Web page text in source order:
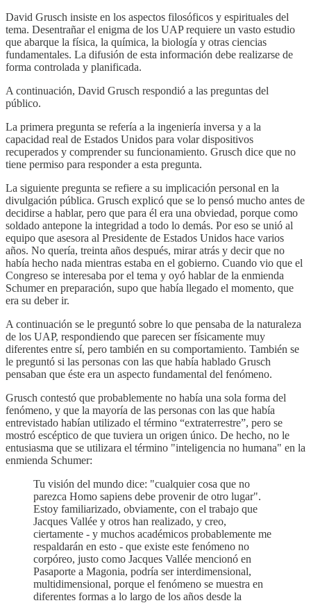
David Grusch insiste en los aspectos filosóficos y espirituales del
tema. Desentrañar el enigma de los UAP requiere un vasto estudio
que abarque la física, la química, la biología y otras ciencias
fundamentales. La difusión de esta información debe realizarse de
forma controlada y planificada.
A continuación, David Grusch respondió a las preguntas del
público.
La primera pregunta se refería a la ingeniería inversa y a la
capacidad real de Estados Unidos para volar dispositivos
recuperados y comprender su funcionamiento. Grusch dice que no
tiene permiso para responder a esta pregunta.
La siguiente pregunta se refiere a su implicación personal en la
divulgación pública. Grusch explicó que se lo pensó mucho antes de
decidirse a hablar, pero que para él era una obviedad, porque como
soldado antepone la integridad a todo lo demás. Por eso se unió al
equipo que asesora al Presidente de Estados Unidos hace varios
años. No quería, treinta años después, mirar atrás y decir que no
había hecho nada mientras estaba en el gobierno. Cuando vio que el
Congreso se interesaba por el tema y oyó hablar de la enmienda
Schumer en preparación, supo que había llegado el momento, que
era su deber ir.
A continuación se le preguntó sobre lo que pensaba de la naturaleza
de los UAP, respondiendo que parecen ser físicamente muy
diferentes entre sí, pero también en su comportamiento. También se
le preguntó si las personas con las que había hablado Grusch
pensaban que éste era un aspecto fundamental del fenómeno.
Grusch contestó que probablemente no había una sola forma del
fenómeno, y que la mayoría de las personas con las que había
entrevistado habían utilizado el término “extraterrestre”, pero se
mostró escéptico de que tuviera un origen único. De hecho, no le
entusiasma que se utilizara el término "inteligencia no humana" en la
enmienda Schumer:
Tu visión del mundo dice: "cualquier cosa que no
parezca Homo sapiens debe provenir de otro lugar".
Estoy familiarizado, obviamente, con el trabajo que
Jacques Vallée y otros han realizado, y creo,
ciertamente - y muchos académicos probablemente me
respaldarán en esto - que existe este fenómeno no
corpóreo, justo como Jacques Vallée mencionó en
Pasaporte a Magonia, podría ser interdimensional,
multidimensional, porque el fenómeno se muestra en
diferentes formas a lo largo de los años desde la